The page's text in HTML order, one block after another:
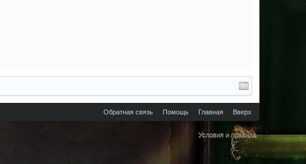
Обратная связь Помощь Главная Вверх
Условия и правила